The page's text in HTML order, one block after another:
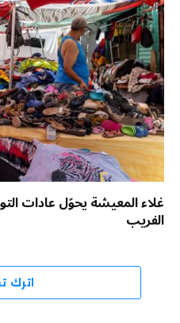
غلاء المعيشة يحوّل عادات
الفريب
اترك